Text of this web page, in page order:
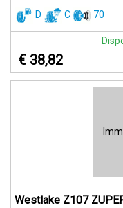
D C 70
€ 38,82
Westlake Z107